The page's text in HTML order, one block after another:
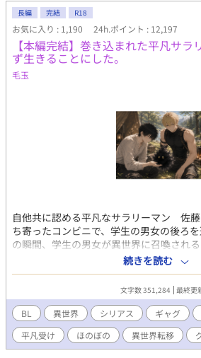
長編 完結 R18
お気に入り : 1,190 24h.ポイント : 12,197
【本編完結】巻き込まれた平凡サラ
ず生きることにした。
毛玉
自他共に認める平凡なサラリーマン 佐
ち寄ったコンビニで、学生の男女の後ろ
の瞬間、学生の男女が異世界に召喚され
う。 召喚された先の状況に、ラノベにア
タクの真紘は理解した。 これアカン方の
な事情が重なり、真紘は死を免れて単身
界での知識と召喚者特典を駆使して旅を
してイケメン騎士謙冒険者のロイドが付け
く国境まで護衛として同行することになる
者（騎士）×年上鈍感平凡男性 どちらもノ
す。 冒険や人との出会いだったり世界観
続きを読む
文字数 351,284 最終更
BL 異世界 シリアス ギャグ
平凡受け
ほのぼの 異世界転移